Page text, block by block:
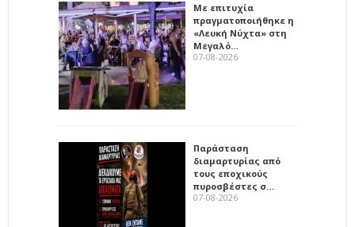
Με επιτυχία
πραγματοποιήθηκε η
«Λευκή Νύχτα» στη
Μεγαλό…
07-08-2026
Παράσταση
διαμαρτυρίας από
τους εποχικούς
πυροσβέστες σ…
07-08-2026